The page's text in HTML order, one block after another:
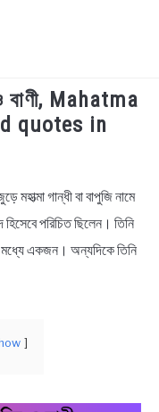
বাণী, Mahatma
quotes in
মহাত্মা গান্ধী বা বাপুজি নামে
পরিচিত ছিলেন। তিনি
মধ্যে একজন। অন্যদিকে তিনি